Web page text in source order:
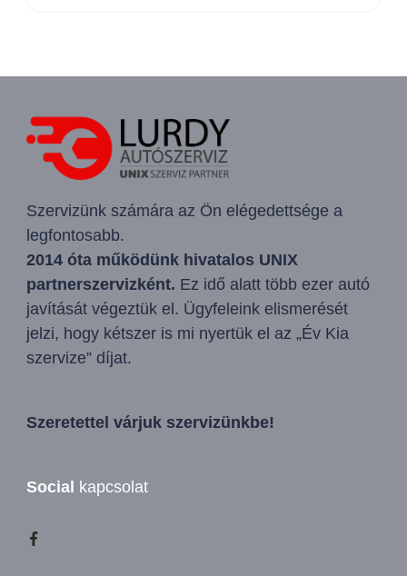
Szervizünk számára az Ön elégedettsége a
legfontosabb.
2014 óta működünk hivatalos UNIX
partnerszervizként. Ez idő alatt több ezer autó
javítását végeztük el. Ügyfeleink elismerését
jelzi, hogy kétszer is mi nyertük el az „Év Kia
szervize” díjat.
Szeretettel várjuk szervizünkbe!
Social kapcsolat